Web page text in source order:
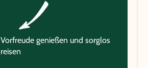
Vorfreude genießen und sorglos
reisen